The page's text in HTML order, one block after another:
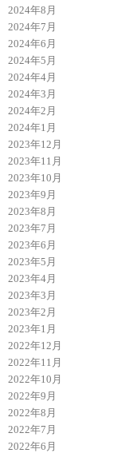
2024年8月
2024年7月
2024年6月
2024年5月
2024年4月
2024年3月
2024年2月
2024年1月
2023年12月
2023年11月
2023年10月
2023年9月
2023年8月
2023年7月
2023年6月
2023年5月
2023年4月
2023年3月
2023年2月
2023年1月
2022年12月
2022年11月
2022年10月
2022年9月
2022年8月
2022年7月
2022年6月